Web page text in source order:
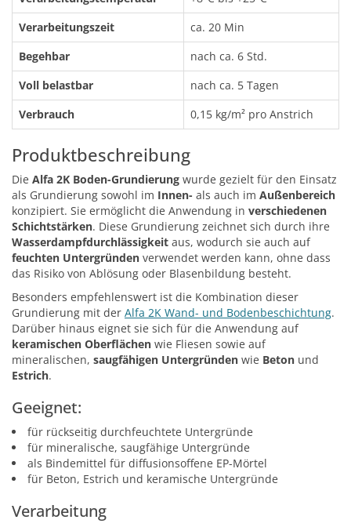
Verarbeitungszeit
ca. 20 Min
Begehbar
nach ca. 6 Std.
Voll belastbar
nach ca. 5 Tagen
Verbrauch
0,15 kg/m² pro Anstrich
Produktbeschreibung
Die Alfa 2K Boden-Grundierung wurde gezielt für den Einsatz
als Grundierung sowohl im Innen- als auch im Außenbereich
konzipiert. Sie ermöglicht die Anwendung in verschiedenen
Schichtstärken. Diese Grundierung zeichnet sich durch ihre
Wasserdampfdurchlässigkeit aus, wodurch sie auch auf
feuchten Untergründen verwendet werden kann, ohne dass
das Risiko von Ablösung oder Blasenbildung besteht.
Besonders empfehlenswert ist die Kombination dieser
Grundierung mit der Alfa 2K Wand- und Bodenbeschichtung.
Darüber hinaus eignet sie sich für die Anwendung auf
keramischen Oberflächen wie Fliesen sowie auf
mineralischen, saugfähigen Untergründen wie Beton und
Estrich.
Geeignet:
für rückseitig durchfeuchtete Untergründe
für mineralische, saugfähige Untergründe
als Bindemittel für diffusionsoffene EP-Mörtel
für Beton, Estrich und keramische Untergründe
Verarbeitung